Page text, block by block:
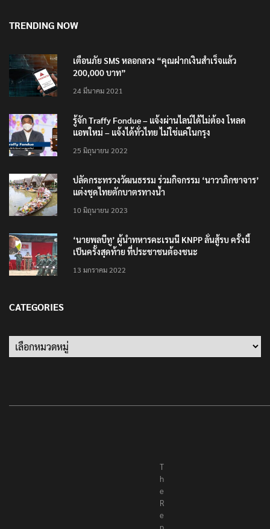
TRENDING NOW
เตือนภัย SMS หลอกลวง “คุณฝากเงินสำเร็จแล้ว
200,000 บาท”
24 มีนาคม 2021
รู้จัก Traffy Fondue – แจ้งผ่านไลน์ได้ไม่ต้อง โหลด
แอพใหม่ – แจ้งได้ทั่วไทย ไม่ใช่แค่ในกรุง
25 มิถุนายน 2022
ปลัดกระทรวงวัฒนธรรม ร่วมกิจกรรม ‘นาวาภิกขาจาร’
แต่งชุดไทยตักบาตรทางน้ำ
10 มิถุนายน 2023
‘นายพลบีทู’ ผู้นำทหารคะเรนนี KNPP ลั่นสู้รบ ครั้งนี้
เป็นครั้งสุดท้าย ที่ประชาชนต้องชนะ
13 มกราคม 2022
CATEGORIES
Categories
T
h
e
R
e